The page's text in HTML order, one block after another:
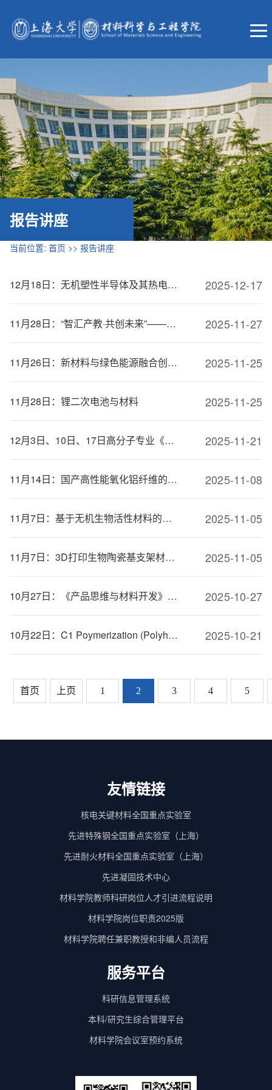
报告讲座
当前位置: 首页 >> 报告讲座
12月18日：无机塑性半导体及其热电能量转换 2025-12-17
11月28日：“智汇产教·共创未来”——聚焦深化产教融合与校企协同育人 2025-11-27
11月26日：新材料与绿色能源融合创新技术进展及冶金企业典型应用案例 2025-11-25
11月28日：锂二次电池与材料 2025-11-25
12月3日、10日、17日高分子专业《大学生科技实践》讲座信息 2025-11-21
11月14日：国产高性能氧化铝纤维的关键技术及应用 2025-11-08
11月7日：基于无机生物活性材料的类器官模型构建研究 2025-11-05
11月7日：3D打印生物陶瓷基支架材料用于组织修复 2025-11-05
10月27日：《产品思维与材料开发》——论述能力体系与核心竞争力 2025-10-27
10月22日：C1 Poymerization (Polyhomologation): A Powerful Tool towards Well-Defined Pol... 2025-10-21
首页 上页 1 2 3 4 5
友情链接
核电关键材料全国重点实验室
先进特殊钢全国重点实验室（上海）
先进耐火材料全国重点实验室（上海）
先进凝固技术中心
材料学院教师科研岗位人才引进流程说明
材料学院岗位职责2025版
材料学院聘任兼职教授和非编人员流程
服务平台
科研信息管理系统
本科/研究生综合管理平台
材料学院会议室预约系统